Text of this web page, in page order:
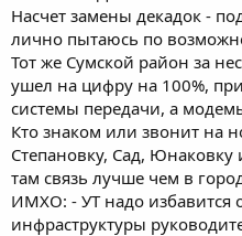
Насчет замены декадок -
лично пытаюсь по
Тот же Сумской район за
ушел на цифру на 100%,
системы передачи, а
Кто знаком или звонит на
Степановку, Сад, Юнаковку
там связь лучше чем в
ИМХО: - УТ надо избавится
инфраструктуры